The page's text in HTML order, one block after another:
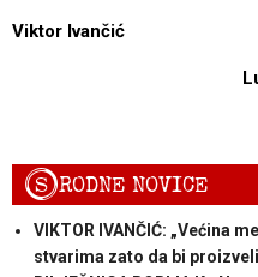
Viktor Ivančić
SRODNE NOVICE
VIKTOR IVANČIĆ: „Većina
stvarima zato da bi